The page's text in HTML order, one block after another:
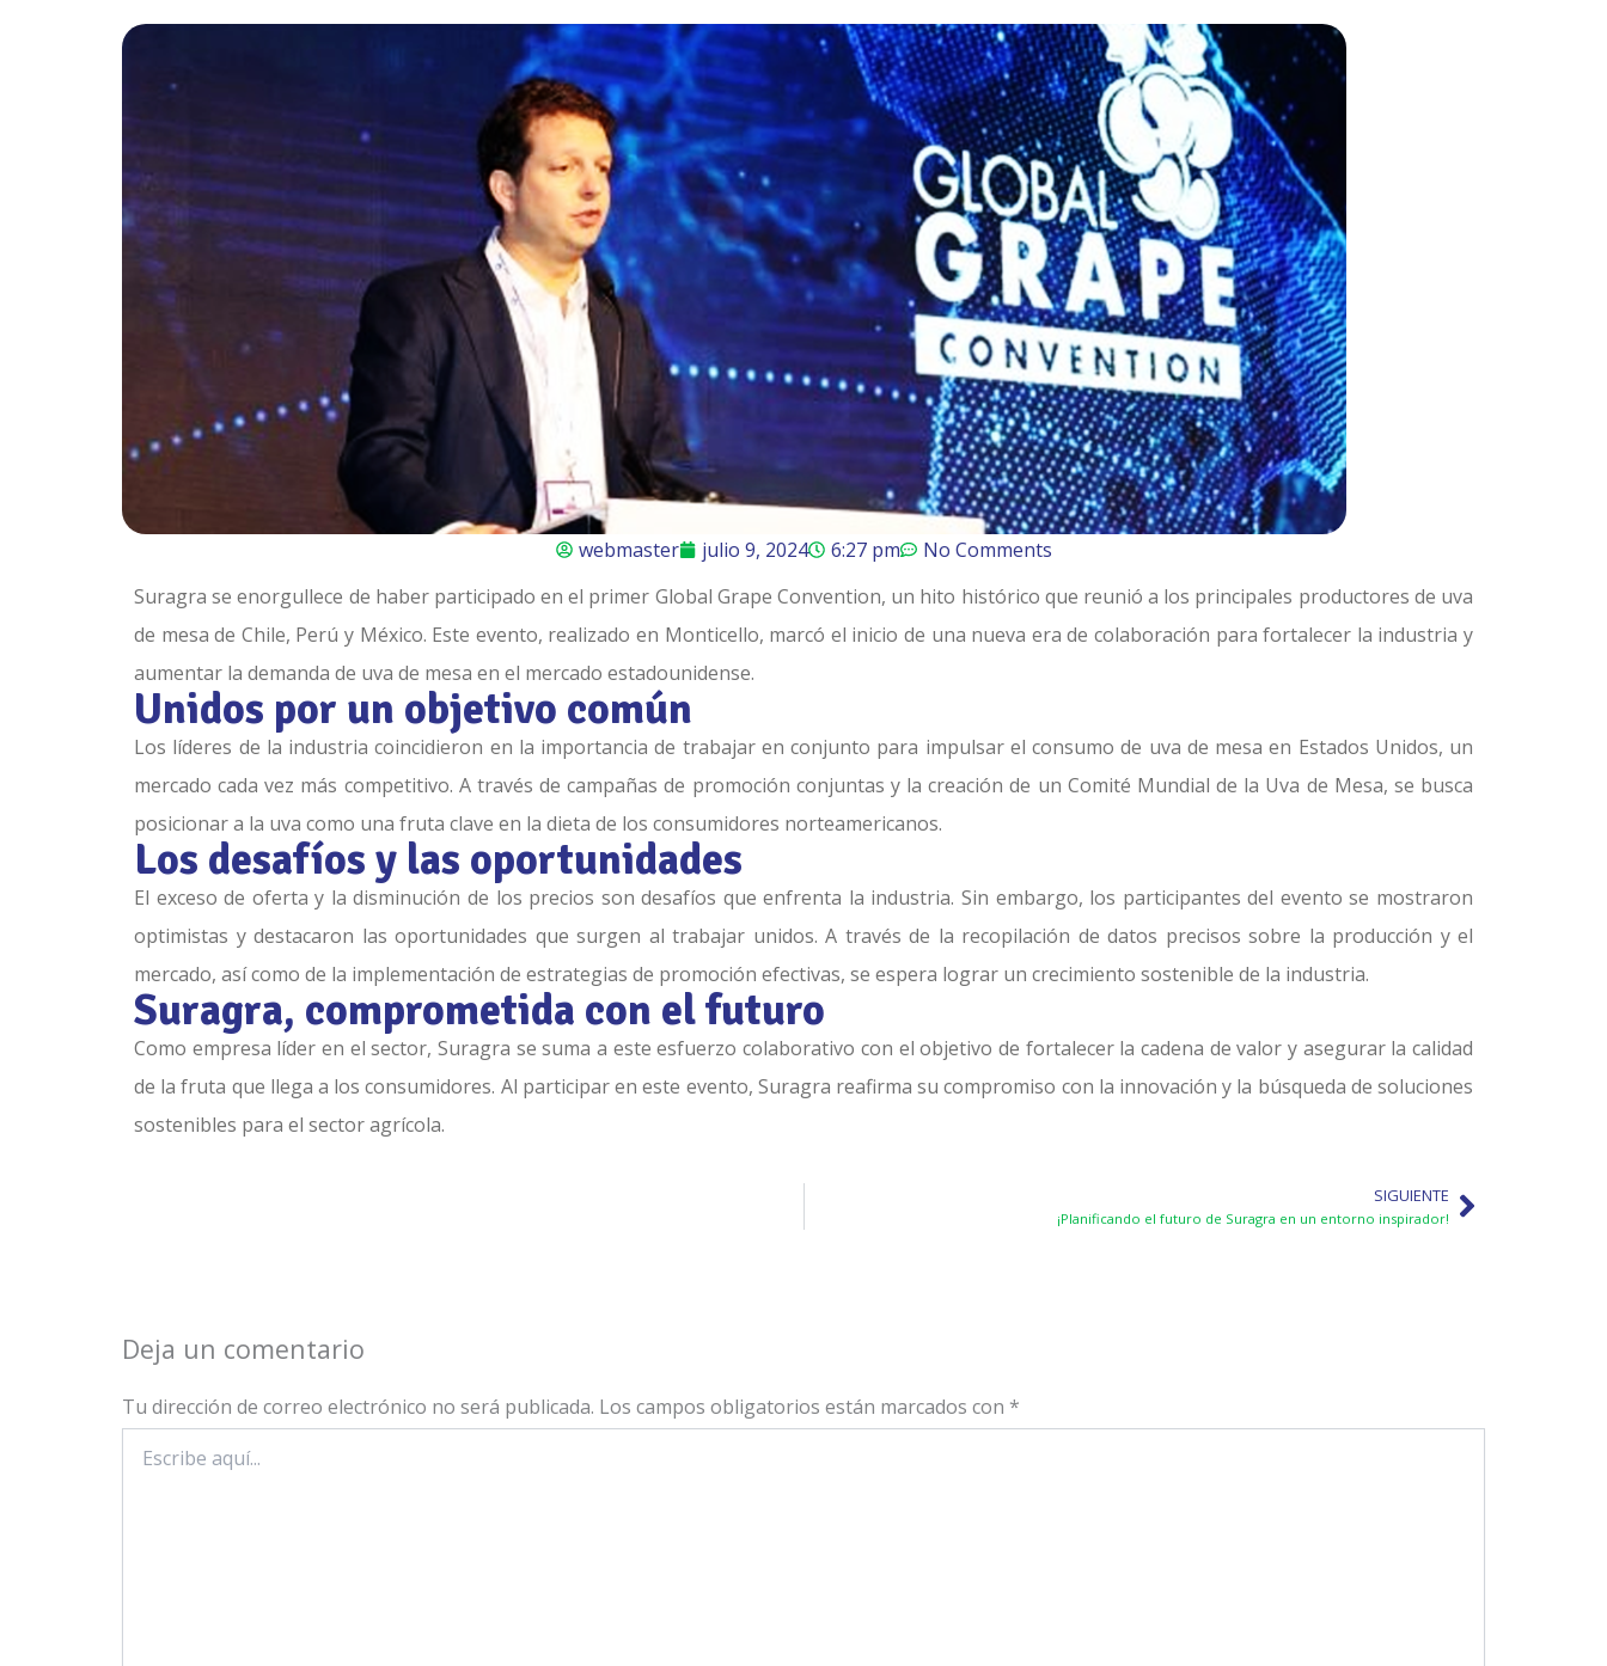
webmaster julio 9, 2024 6:27 pm
No Comments
Suragra se enorgullece de haber participado en el primer Global Grape Convention, un hito histórico que reunió a los principales productores de uva
de mesa de Chile, Perú y México. Este evento, realizado en Monticello, marcó el inicio de una nueva era de colaboración para fortalecer la industria y
aumentar la demanda de uva de mesa en el mercado estadounidense.
Unidos por un objetivo común
Los líderes de la industria coincidieron en la importancia de trabajar en conjunto para impulsar el consumo de uva de mesa en Estados Unidos, un
mercado cada vez más competitivo. A través de campañas de promoción conjuntas y la creación de un Comité Mundial de la Uva de Mesa, se busca
posicionar a la uva como una fruta clave en la dieta de los consumidores norteamericanos.
Los desafíos y las oportunidades
El exceso de oferta y la disminución de los precios son desafíos que enfrenta la industria. Sin embargo, los participantes del evento se mostraron
optimistas y destacaron las oportunidades que surgen al trabajar unidos. A través de la recopilación de datos precisos sobre la producción y el
mercado, así como de la implementación de estrategias de promoción efectivas, se espera lograr un crecimiento sostenible de la industria.
Suragra, comprometida con el futuro
Como empresa líder en el sector, Suragra se suma a este esfuerzo colaborativo con el objetivo de fortalecer la cadena de valor y asegurar la calidad
de la fruta que llega a los consumidores. Al participar en este evento, Suragra reafirma su compromiso con la innovación y la búsqueda de soluciones
sostenibles para el sector agrícola.
SIGUIENTE
¡Planificando el futuro de Suragra en un entorno inspirador!
Next
Deja un comentario
Tu dirección de correo electrónico no será publicada. Los campos obligatorios están marcados con *
aquí...